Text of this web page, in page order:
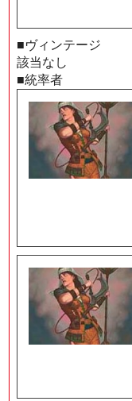
■ヴィンテージ
該当なし
■統率者